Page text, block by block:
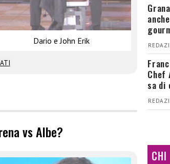
Dario e John Erik
vs Albe?
Chef
sa di
CHI